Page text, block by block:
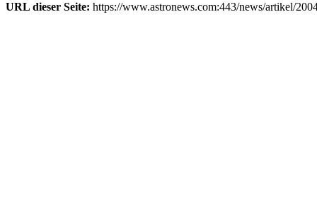
URL dieser Seite: https://www.astronews.com:443/news/artikel/